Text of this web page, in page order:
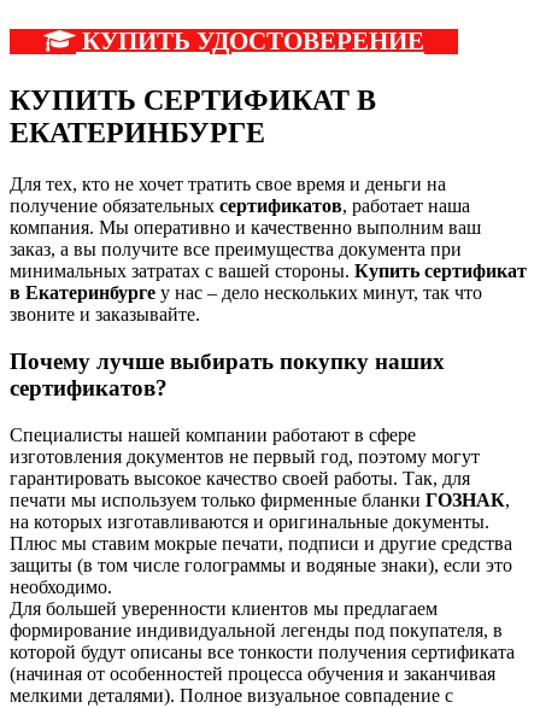
КУПИТЬ УДОСТОВЕРЕНИЕ
КУПИТЬ СЕРТИФИКАТ В
ЕКАТЕРИНБУРГЕ
Для тех, кто не хочет тратить свое время и деньги на
получение обязательных сертификатов, работает наша
компания. Мы оперативно и качественно выполним ваш
заказ, а вы получите все преимущества документа при
минимальных затратах с вашей стороны. Купить сертификат
в Екатеринбурге у нас – дело нескольких минут, так что
звоните и заказывайте.
Почему лучше выбирать покупку наших
сертификатов?
Специалисты нашей компании работают в сфере
изготовления документов не первый год, поэтому могут
гарантировать высокое качество своей работы. Так, для
печати мы используем только фирменные бланки ГОЗНАК,
на которых изготавливаются и оригинальные документы.
Плюс мы ставим мокрые печати, подписи и другие средства
защиты (в том числе голограммы и водяные знаки), если это
необходимо.
Для большей уверенности клиентов мы предлагаем
формирование индивидуальной легенды под покупателя, в
которой будут описаны все тонкости получения сертификата
(начиная от особенностей процесса обучения и заканчивая
мелкими деталями). Полное визуальное совпадение с